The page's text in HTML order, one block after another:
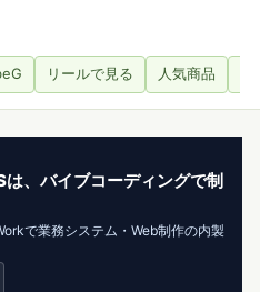
リールで見る 人気商品
、バイブコーディングで制
で業務システム・Web制作の内製